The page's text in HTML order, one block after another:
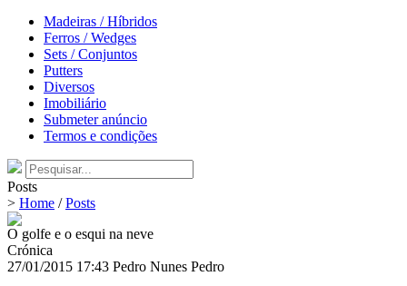
Madeiras / Híbridos
Ferros / Wedges
Sets / Conjuntos
Putters
Diversos
Imobiliário
Submeter anúncio
Termos e condições
Posts
> Home /Posts
O golfe e o esqui na neve
Crónica
27/01/2015 17:43 Pedro Nunes Pedro